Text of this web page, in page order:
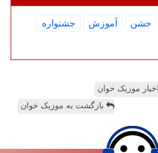
جشن آموزش
جشنواره
اخبار موزیک خوان
بازگشت به موزیک خوان